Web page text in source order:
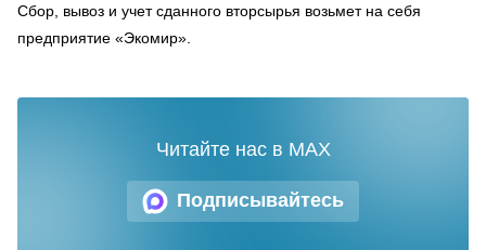
Сбор, вывоз и учет сданного вторсырья возьмет на себя
предприятие «Экомир».
Подписывайтесь
Читайте нас в MAX